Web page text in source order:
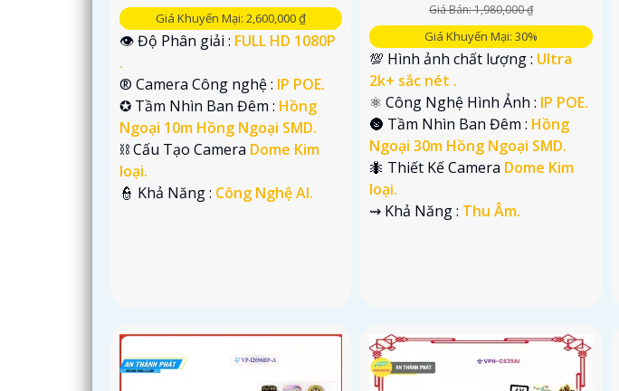
Giá Khuyến Mại: 2,600,000 ₫
👁 Độ Phân giải : FULL HD 1080P
.
®️ Camera Công nghệ : IP POE.
✪ Tầm Nhìn Ban Đêm : Hồng
Ngoại 10m Hồng Ngoại SMD.
⛓ Cấu Tạo Camera Dome Kim
loại.
️👮 Khả Năng : Công Nghệ AI.
Giá Bán: 1,980,000 ₫
Giá Khuyến Mại: 30%
💯 Hình ảnh chất lượng : Ultra
2k+ sắc nét .
⚛️ Công Nghệ Hình Ảnh : IP POE.
🌚 Tầm Nhìn Ban Đêm : Hồng
Ngoại 30m Hồng Ngoại SMD.
🐜 Thiết Kế Camera Dome Kim
loại.
️⇝ Khả Năng : Thu Âm.